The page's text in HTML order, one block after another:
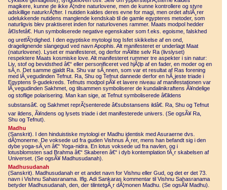
magikere, kunne de ikke Ã¦ndre naturlovene, men de kunne kontrollere og styre
adskillige naturkrÃ¦fter. I nutiden kaldes deres evne for magi, men ordet afslÃ¸rer
udelukkende nutidens manglende kendskab til de gamle egypteres metoder, som
naturligvis blev praktiseret inden for naturlovenes rammer. Maats modpol hedder
â€Isfetâ€. Hun symboliserede negative egenskaber som f.eks. egoisme, falskhed
og uretfÃ¦rdighed. I den egyptiske mytologi tog Isfet skikkelse af en ond,
dragelignende slangegud ved navn Apophis. Alt manifesteret er underlagt Maat
(naturlovene). Lyset er manifesteret, og derfor mÃ¥tte selv Ra (livslyset)
respektere Maats kosmiske love. Alt manifesteret rummer tre aspekter i sin natur:
Liv, stof og bevidsthed â€“ eller personificeret ved hjÃ¦lp af en fader, en moder og en
sÃ¸n. Det samme gjaldt Ra. Shu var sÃ¸nnen, som var et resultat af Ras forening
med lÃ¸vegudinden Tefnut. Ra, Shu og Tefnut dannede derfor en hÃ¸jeste triade i
Egyptens 9-gudekreds. Tefnuts modpol pÃ¥ et lavere niveau af manifestationen var
lÃ¸vegudinden Sakhmet, og tilsammen symboliserer de kundalinikraftens Ã¥ndelige
og stoflige polarisering. Man kan sige, at Tefnut symboliserede â€ildens
substansâ€. og Sakhmet reprÃ¦senterede â€substansens ildâ€. Ra, Shu og Tefnut
var ildens, Ã¥ndens og lysets triade i det manifesterede univers. (Se ogsÃ¥ Ra,
Shu og Tefnut).
Madhu
(Sanskrit). I den hinduistiske mytologi er Madhu identisk med Asuraerne dvs.
dÃ¦monerne. De voksede ud fra guden Vishnus Ã¸rer, mens han befandt sig i den
dybe yoga-sÃ¸vn â€“ Yoga-nidra. En lotus voksede ud fra navlen, og i
lotusblomsten sad Brahma â€“ Skaberen â€“ i dyb kontemplation fÃ¸r skabelsen af
Universet. (Se ogsÃ¥ Madhusudanah).
Madhusudanah
(Sanskrit). Madhusudanah er et andet navn for Vishnu eller Gud, og det er det 73.
navn i Vishnu Sahasranama. Iflg. Adi Sankaras kommentar til Vishnu Sahasranama
betyder Madhusudanah, den, der tilintetgÃ¸r dÃ¦monen Madhu. (Se ogsÃ¥ Madhu).